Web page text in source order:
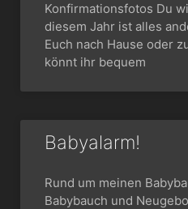
Konfirmationsfotos Du
diesem Jahr ist alles
Euch nach Hause oder
könnt ihr bequem
Babyalarm!
Rund um meinen
Babybauch und